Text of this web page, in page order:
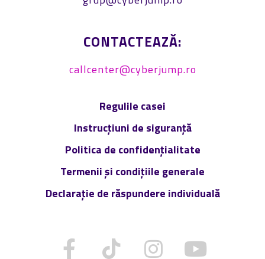
CONTACTEAZĂ:
callcenter@cyberjump.ro
Regulile casei
Instrucțiuni de siguranță
Politica de confidențialitate
Termenii și condițiile generale
Declarație de răspundere individuală